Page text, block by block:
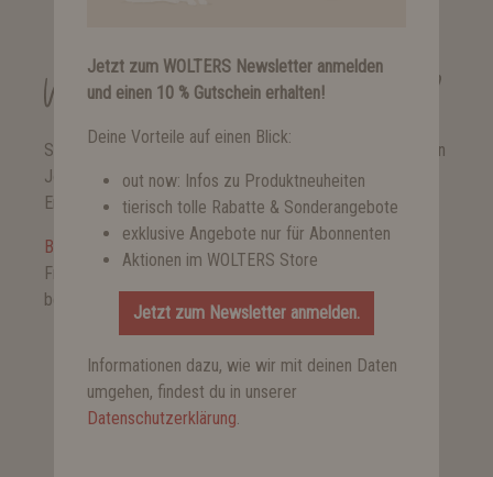
Wer ist deine Ansprechpartnerin?
Saskia Hartmann ist bei allen Fragen rund um deinen neuen
Job bei Wolters für dich da und wird dich während deiner
Einarbeitungszeit begleiten!
Bewerbung an Saskia senden!
Fragen unter04231 - 72077 - 44vorab mit Saskia
besprechen.
Jetzt zum WOLTERS Newsletter anmelden
und einen 10 % Gutschein erhalten!
Deine Vorteile auf einen Blick:
out now: Infos zu Produktneuheiten
tierisch tolle Rabatte & Sonderangebote
exklusive Angebote nur für Abonnenten
Aktionen im WOLTERS Store
Jetzt zum Newsletter anmelden.
Informationen dazu, wie wir mit deinen Daten
umgehen, findest du in unserer
Datenschutzerklärung